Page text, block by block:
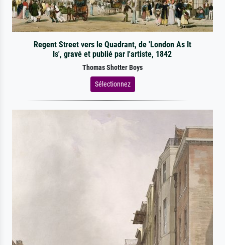
Regent Street vers le Quadrant, de 'London As It
Is', gravé et publié par l'artiste, 1842
Thomas Shotter Boys
Sélectionnez